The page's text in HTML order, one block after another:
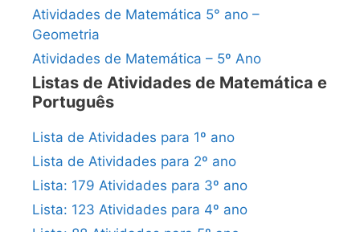
Atividades de Matemática 5° ano –
Geometria
Atividades de Matemática – 5º Ano
Listas de Atividades de Matemática e
Português
Lista de Atividades para 1º ano
Lista de Atividades para 2º ano
Lista: 179 Atividades para 3º ano
Lista: 123 Atividades para 4º ano